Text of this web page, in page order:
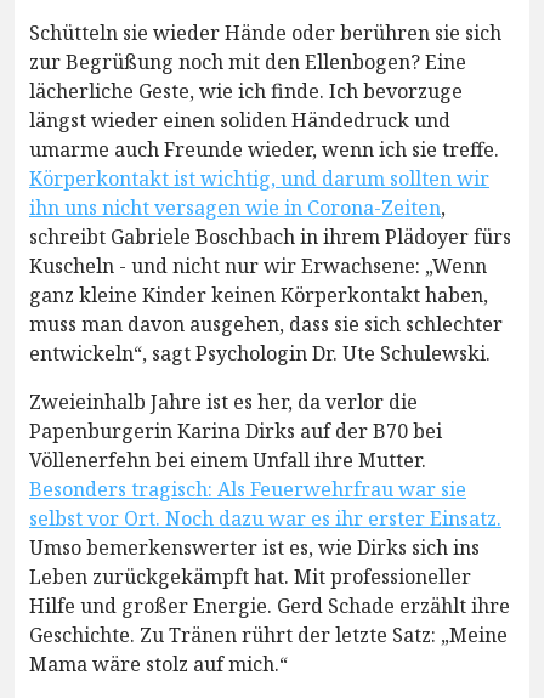
Schütteln sie wieder Hände oder berühren sie sich
zur Begrüßung noch mit den Ellenbogen? Eine
lächerliche Geste, wie ich finde. Ich bevorzuge
längst wieder einen soliden Händedruck und
umarme auch Freunde wieder, wenn ich sie treffe.
Körperkontakt ist wichtig, und darum sollten wir
ihn uns nicht versagen wie in Corona-Zeiten,
schreibt Gabriele Boschbach in ihrem Plädoyer fürs
Kuscheln - und nicht nur wir Erwachsene: „Wenn
ganz kleine Kinder keinen Körperkontakt haben,
muss man davon ausgehen, dass sie sich schlechter
entwickeln“, sagt Psychologin Dr. Ute Schulewski.
Zweieinhalb Jahre ist es her, da verlor die
Papenburgerin Karina Dirks auf der B70 bei
Völlenerfehn bei einem Unfall ihre Mutter.
Besonders tragisch: Als Feuerwehrfrau war sie
selbst vor Ort. Noch dazu war es ihr erster Einsatz.
Umso bemerkenswerter ist es, wie Dirks sich ins
Leben zurückgekämpft hat. Mit professioneller
Hilfe und großer Energie. Gerd Schade erzählt ihre
Geschichte. Zu Tränen rührt der letzte Satz: „Meine
Mama wäre stolz auf mich.“